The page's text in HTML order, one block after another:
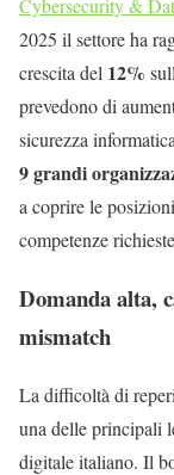
Cybersecurity &
2025 il settore ha
crescita del 12%
prevedono di
sicurezza
9 grandi
a coprire le
competenze
Domanda alta,
mismatch
La difficoltà di
una delle principali
digitale italiano. Il